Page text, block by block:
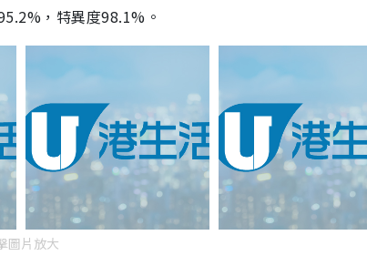
，特異度98.1%。
圖片放大